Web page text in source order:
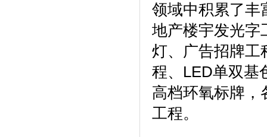
领域中积累了丰
地产楼宇发光字
灯、广告招牌工
程、LED单双基
高档环氧标牌，
工程。